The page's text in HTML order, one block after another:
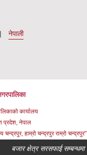
नेपाली
कार्यालय
प्रदेश, नेपाल
हाम्रो चन्द्रपुर राम्रो चन्द्रपुर"
बजार क्षेत्र सरसफाई सम्बन्धमा ।